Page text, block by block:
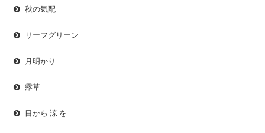
秋の気配
リーフグリーン
月明かり
露草
目から 涼 を